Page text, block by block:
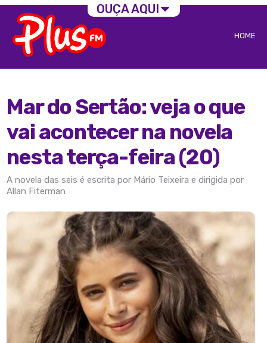
HOME
Mar do Sertão: veja o que
vai acontecer na novela
nesta terça-feira (20)
A novela das seis é escrita por Mário Teixeira e dirigida por
Allan Fiterman
OUÇA AQUI